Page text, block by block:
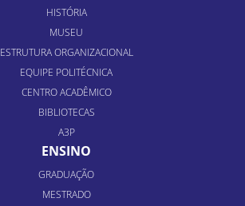
HISTÓRIA
MUSEU
ESTRUTURA ORGANIZACIONAL
EQUIPE POLITÉCNICA
CENTRO ACADÊMICO
BIBLIOTECAS
A3P
ENSINO
GRADUAÇÃO
MESTRADO